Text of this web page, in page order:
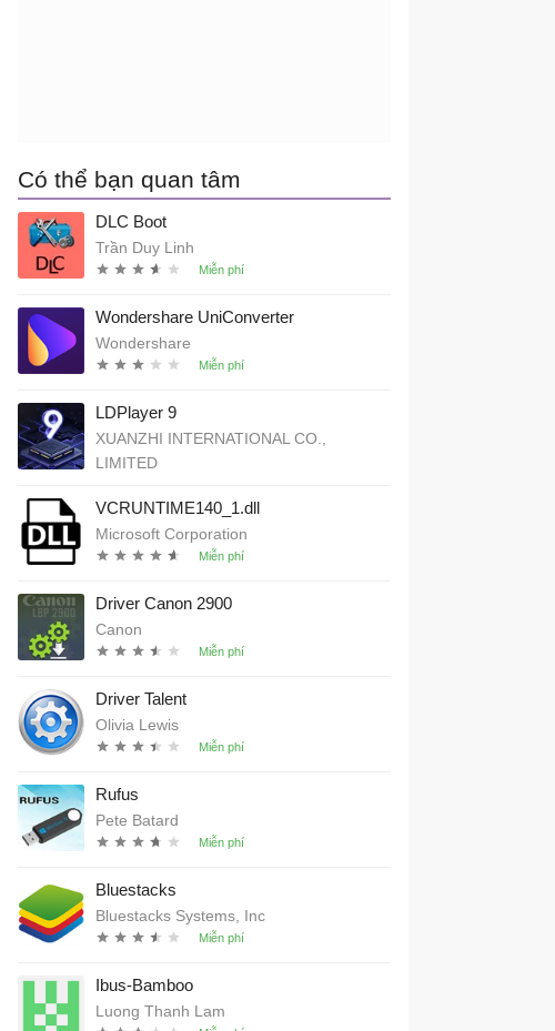
Có thể bạn quan tâm
DLC Boot
Trần Duy Linh
Wondershare UniConverter
Wondershare
LDPlayer 9
XUANZHI INTERNATIONAL CO.,
LIMITED
VCRUNTIME140_1.dll
Microsoft Corporation
Driver Canon 2900
Canon
Driver Talent
Olivia Lewis
Rufus
Pete Batard
Bluestacks
Bluestacks Systems, Inc
Ibus-Bamboo
Luong Thanh Lam